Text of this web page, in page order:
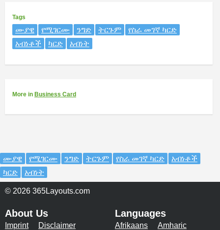
Tags
ሙያዊ የሚገርሙ ንግድ ትርጉም
የስራ መገኛ ካርድ
አብነቶች
ካርድ አብነት
More in Business Card
ሙያዊ የሚገርሙ ንግድ ትርጉም የስራ መገኛ ካርድ
አብነቶች
ካርድ
አብነት
© 2026 365Layouts.com
About Us
Imprint
Disclaimer
Languages
Afrikaans
Amharic